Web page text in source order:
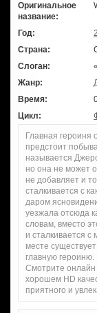
Оригинальное
название:
Год:
Страна:
Слоган:
Жанр:
Время:
Цикл:
Главная героиня
предстоит
называется
но она не может
не добавляет и
сталкивается с
даром
уезжала отсюда
словам, вместо
и сталкивается
месте
главную героиню.
Смотрите
хорошем HD
приятного и